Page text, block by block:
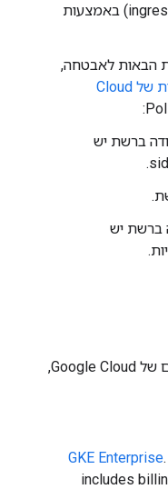
Online Boutique ושער כניסה (ingress) באמצעות
לאבטחה,
חבילת המדיניות של Cloud
יש
יש
במסמך הזה משתמשים ברכיבים הבאים של Google Cloud,
GKE
includes